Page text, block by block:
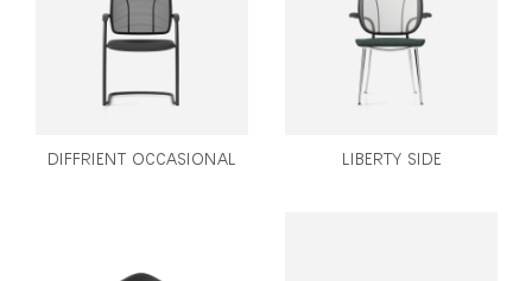
DIFFRIENT OCCASIONAL LIBERTY SIDE